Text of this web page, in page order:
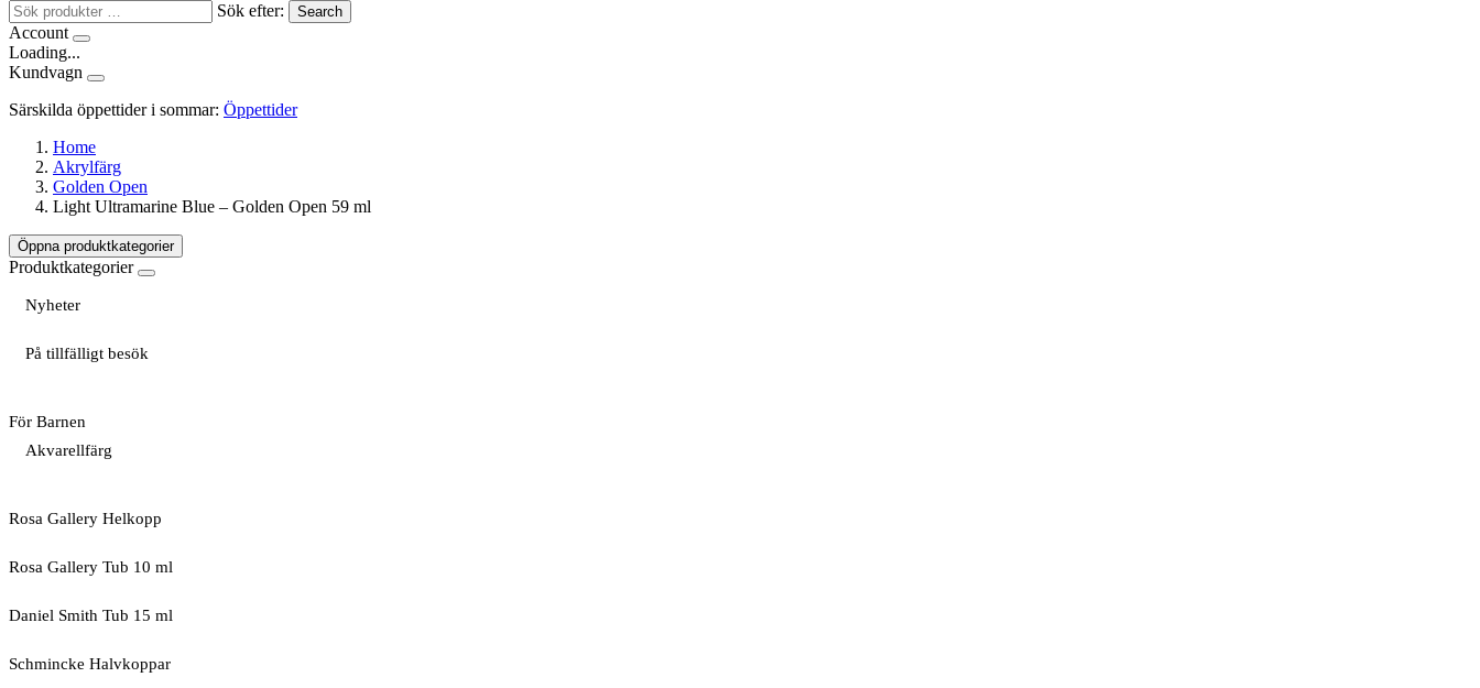
Sök efter:
Search
Account
Loading...
Kundvagn
Särskilda öppettider i sommar: Öppettider
Home
Akrylfärg
Golden Open
Light Ultramarine Blue – Golden Open 59 ml
Öppna produktkategorier
Produktkategorier
Nyheter
På tillfälligt besök
För Barnen
Akvarellfärg
Rosa Gallery Helkopp
Rosa Gallery Tub 10 ml
Daniel Smith Tub 15 ml
Schmincke Halvkoppar